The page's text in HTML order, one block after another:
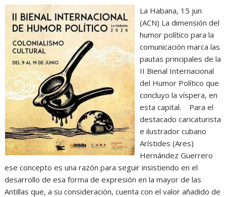
La Habana, 15 jun
(ACN) La dimensión del
humor político para la
comunicación marca las
pautas principales de la
II Bienal Internacional
del Humor Político que
concluyo la víspera, en
esta capital. Para el
destacado caricaturista
e ilustrador cubano
Arístides (Ares)
Hernández Guerrero
ese concepto es una razón para seguir insistiendo en el
desarrollo de esa forma de expresión en la mayor de las
Antillas que, a su consideración, cuenta con el valor añadido de